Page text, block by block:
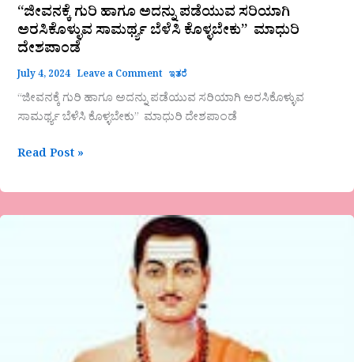
“ಜೀವನಕ್ಕೆ ಗುರಿ ಹಾಗೂ ಅದನ್ನು ಪಡೆಯುವ ಸರಿಯಾಗಿ
ಅರಸಿಕೊಳ್ಳುವ ಸಾಮರ್ಥ್ಯ ಬೆಳೆಸಿ ಕೊಳ್ಳಬೇಕು” ಮಾಧುರಿ
ದೇಶಪಾಂಡೆ
July 4, 2024 Leave a Comment ಇತರೆ
“ಜೀವನಕ್ಕೆ ಗುರಿ ಹಾಗೂ ಅದನ್ನು ಪಡೆಯುವ ಸರಿಯಾಗಿ ಅರಸಿಕೊಳ್ಳುವ
ಸಾಮರ್ಥ್ಯ ಬೆಳೆಸಿ ಕೊಳ್ಳಬೇಕು” ಮಾಧುರಿ ದೇಶಪಾಂಡೆ
Read Post »